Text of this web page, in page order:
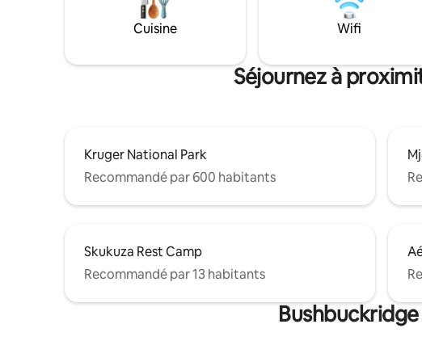
bibliothèque avec des livres à lire.
meilleur jour À 20
Kruger
Cuisine Wifi
Séjournez à
Kruger National Park
Recommandé par 600 habitants
Skukuza Rest Camp
Recommandé par 13 habitants